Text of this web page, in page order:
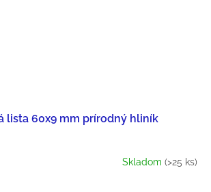
lista 60x9 mm prírodný hliník
Skladom (>25 ks)